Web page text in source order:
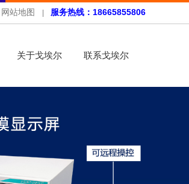
网站地图 服务热线：18665855806
关于戈埃尔 联系戈埃尔